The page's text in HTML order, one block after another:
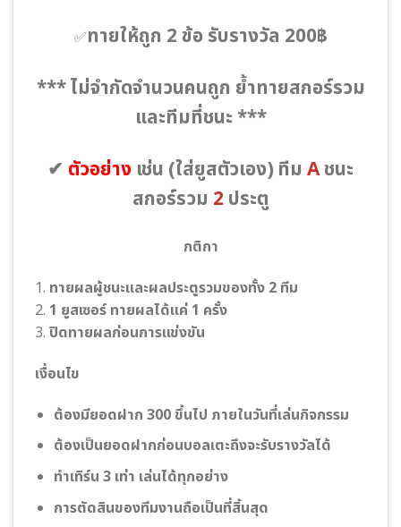
✅ทายให้ถูก 2 ข้อ รับรางวัล 200฿
*** ไม่จำกัดจำนวนคนถูก ย้ำทายสกอร์รวม
และทีมที่ชนะ ***
✔ ตัวอย่าง เช่น (ใส่ยูสตัวเอง) ทีม Aชนะ
สกอร์รวม 2 ประตู
กติกา
1. ทายผลผู้ชนะและผลประตูรวมของทั้ง 2 ทีม
2. 1 ยูสเซอร์ ทายผลได้แค่ 1 ครั้ง
3. ปิดทายผลก่อนการแข่งขัน
เงื่อนไข
ต้องมียอดฝาก 300 ขึ้นไป ภายในวันที่เล่นกิจกรรม
ต้องเป็นยอดฝากก่อนบอลเตะถึงจะรับรางวัลได้
ทําเทิร์น 3 เท่า เล่นได้ทุกอย่าง
การตัดสินของทีมงานถือเป็นที่สิ้นสุด